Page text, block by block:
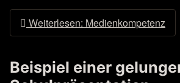
Weiterlesen: Medienkompetenz
Beispiel einer